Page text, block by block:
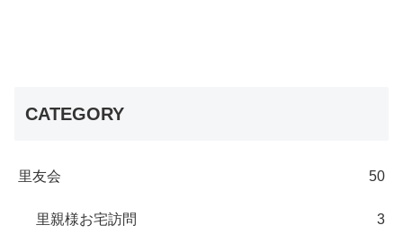
CATEGORY
里友会 50
里親様お宅訪問 3